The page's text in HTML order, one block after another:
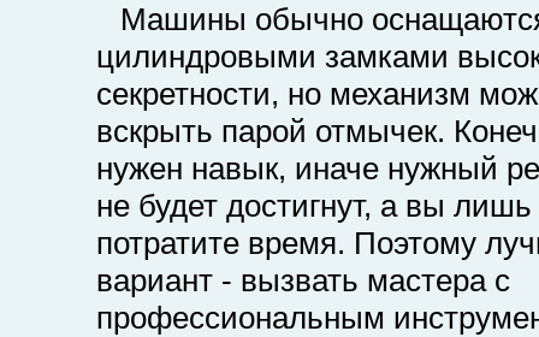
Машины обычно
цилиндровыми замками
секретности, но механизм
вскрыть парой отмычек.
нужен навык, иначе нужный
не будет достигнут, а вы лишь
потратите время. Поэтому
вариант - вызвать мастера с
профессиональным